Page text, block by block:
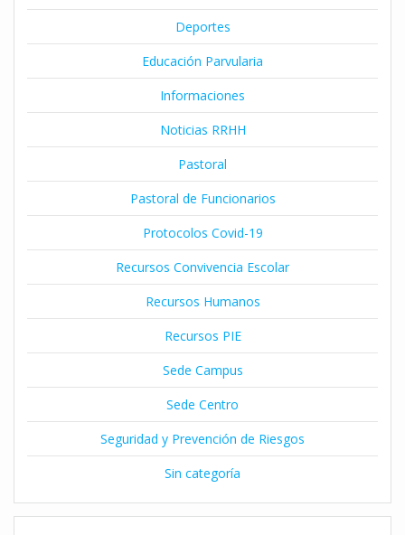
Deportes
Educación Parvularia
Informaciones
Noticias RRHH
Pastoral
Pastoral de Funcionarios
Protocolos Covid-19
Recursos Convivencia Escolar
Recursos Humanos
Recursos PIE
Sede Campus
Sede Centro
Seguridad y Prevención de Riesgos
Sin categoría